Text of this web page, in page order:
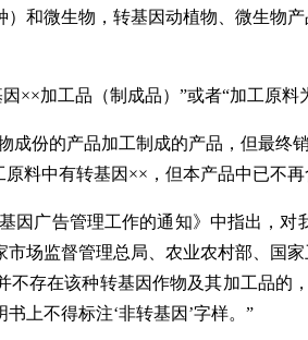
）和微生物，转基因动植物、微生
××加工品（制成品）”或者“加工原料
成份的产品加工制成的产品，但最
料中有转基因××，但本产品中已不再
因广告管理工作的通知》中指出，
场监督管理总局、农业农村部、国
存在该种转基因作物及其加工品
上不得标注‘非转基因’字样。”